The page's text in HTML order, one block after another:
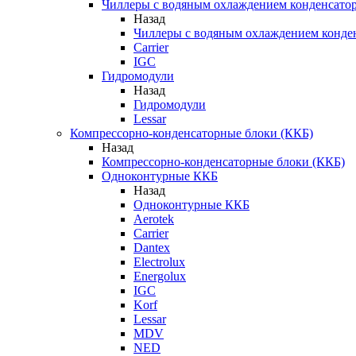
Чиллеры с водяным охлаждением
Назад
Чиллеры с водяным охлаждением
Carrier
IGC
Гидромодули
Назад
Гидромодули
Lessar
Компрессорно-конденсаторные блоки (ККБ)
Назад
Компрессорно-конденсаторные блоки (ККБ)
Одноконтурные ККБ
Назад
Одноконтурные ККБ
Aerotek
Carrier
Dantex
Electrolux
Energolux
IGC
Korf
Lessar
MDV
NED